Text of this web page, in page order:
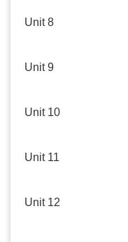
Unit 8
Unit 9
Unit 10
Unit 11
Unit 12